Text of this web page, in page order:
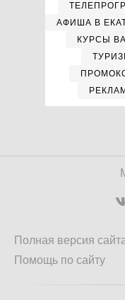
АФИША В
КУРСЫ
Полная версия
Помощь по сайту